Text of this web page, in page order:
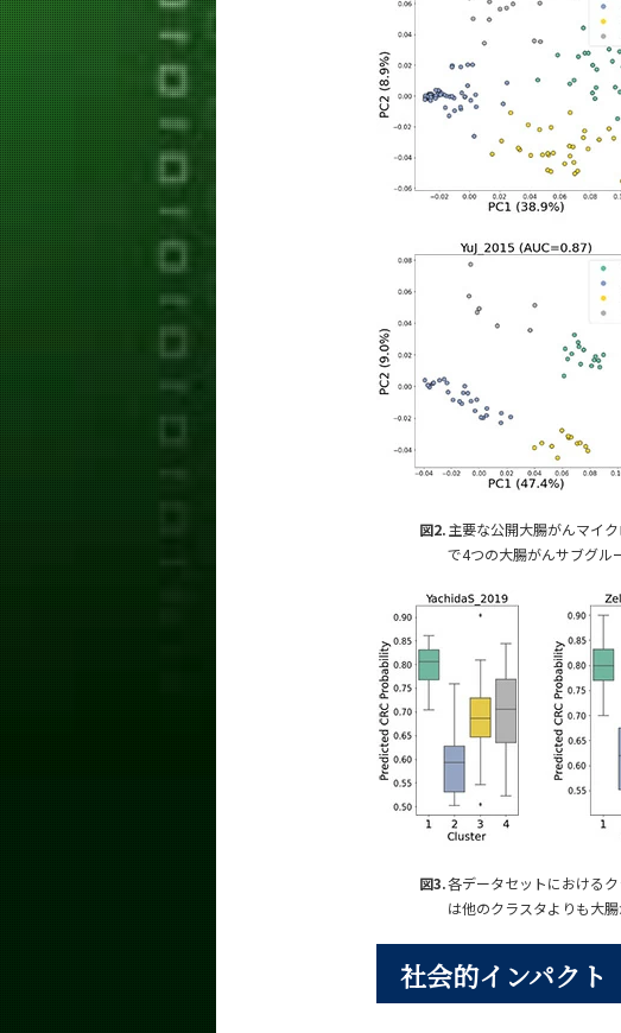
図2.主要な公開大腸がんマイ
で4つの大腸がんサブグル
図3.各データセットにおける
は他のクラスタよりも大
社会的インパクト